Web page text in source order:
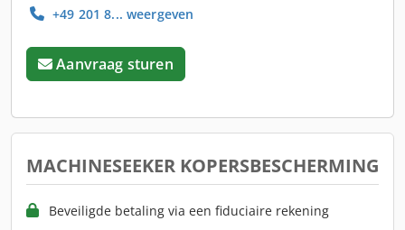
+49 201 8... weergeven
Aanvraag sturen
MACHINESEEKER KOPERSBESCHERMING
Beveiligde betaling via een fiduciaire rekening